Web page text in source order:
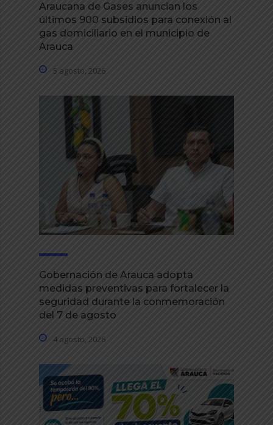
Araucana de Gases anuncian los
últimos 900 subsidios para conexión al
gas domiciliario en el municipio de
Arauca
5 agosto, 2026
Gobernación de Arauca adopta
medidas preventivas para fortalecer la
seguridad durante la conmemoración
del 7 de agosto
4 agosto, 2026